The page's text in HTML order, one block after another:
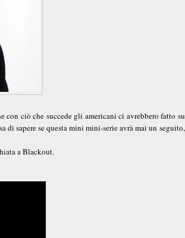
con ciò che succede gli americani ci avrebbero fatto su
di sapere se questa mini mini-serie avrà mai un seguito,
a Blackout.